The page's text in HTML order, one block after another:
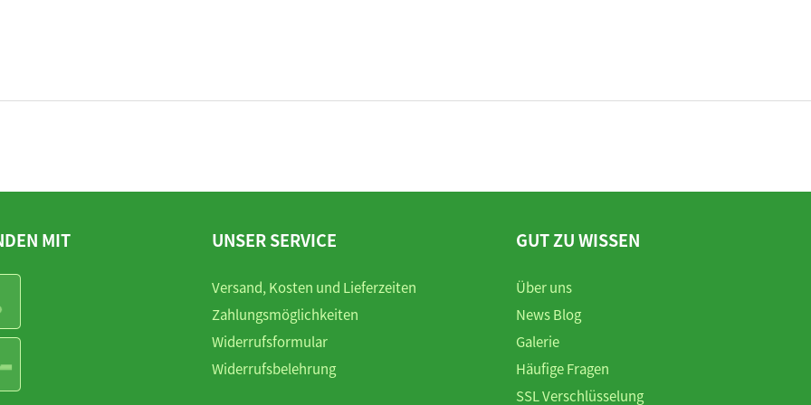
MIT UNSER SERVICE
Versand, Kosten und Lieferzeiten
Zahlungsmöglichkeiten
Widerrufsformular
Widerrufsbelehrung
GUT ZU WISSEN
Über uns
News Blog
Galerie
Häufige Fragen
SSL Verschlüsselung